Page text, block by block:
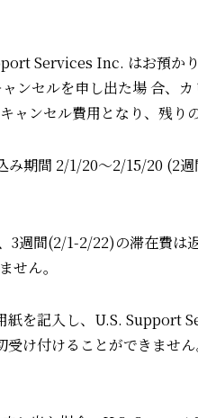
Services Inc. はお預か
ンセルを申し出た場 合、
ンセル費⽤となり、残り
期間 2/1/20〜2/15/20 (2
週間(2/1-2/22)の滞在費は
せん。
を記⼊し、U.S. Support
け付けることができませ